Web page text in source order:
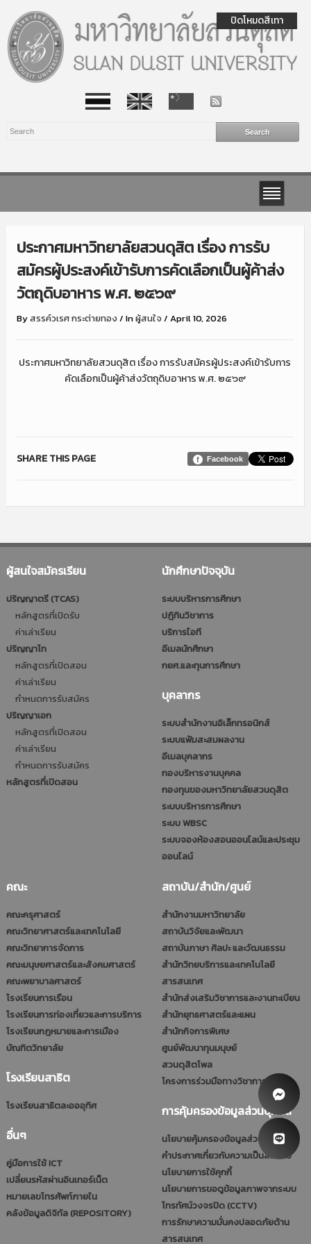
ประกาศมหาวิทยาลัยสวนดุสิต เรื่อง การรับ
สมัครผู้ประสงค์เข้ารับการคัดเลือกเป็นผู้ค้าส่ง
วัตถุดิบอาหาร พ.ศ. ๒๕๖๙
Byสรรค์วเรศ กระต่ายทอง / Inผู้สนใจ / April 10, 2026
ประกาศมหาวิทยาลัยสวนดุสิต เรื่อง การรับสมัครผู้ประสงค์เข้ารับการ
คัดเลือกเป็นผู้ค้าส่งวัตถุดิบอาหาร พ.ศ. ๒๕๖๙
Facebook
SHARE THIS PAGE
ผู้สนใจสมัครเรียน
ปริญญาตรี (TCAS)
หลักสูตรที่เปิดรับ
ค่าเล่าเรียน
ปริญญาโท
หลักสูตรที่เปิดสอน
ค่าเล่าเรียน
กำหนดการรับสมัคร
ปริญญาเอก
หลักสูตรที่เปิดสอน
ค่าเล่าเรียน
กำหนดการรับสมัคร
หลักสูตรที่เปิดสอน
นักศึกษาปัจจุบัน
ระบบบริหารการศึกษา
ปฎิทินวิชาการ
บริการไอที
อีเมลนักศึกษา
กยศ.และทุนการศึกษา
บุคลากร
ระบบสำนักงานอิเล็กทรอนิกส์
ระบบแฟ้มสะสมผลงาน
อีเมลบุคลากร
กองบริหารงานบุคคล
กองทุนของมหาวิทยาลัยสวนดุสิต
ระบบบริหารการศึกษา
ระบบ WBSC
ระบบจองห้องสอนออนไลน์และประชุม
ออนไลน์
คณะ
คณะครุศาสตร์
คณะวิทยาศาสตร์และเทคโนโลยี
คณะวิทยาการจัดการ
คณะมนุษยศาสตร์และสังคมศาสตร์
คณะพยาบาลศาสตร์
โรงเรียนการเรือน
โรงเรียนการท่องเที่ยวและการบริการ
โรงเรียนกฎหมายและการเมือง
บัณฑิตวิทยาลัย
โรงเรียนสาธิต
โรงเรียนสาธิตละอออุทิศ
อื่นๆ
คู่มือการใช้ ICT
เปลี่ยนรหัสผ่านอินเทอร์เน็ต
หมายเลขโทรศัพท์ภายใน
คลังข้อมูลดิจิทัล (REPOSITORY)
สถาบัน/สำนัก/ศูนย์
สำนักงานมหาวิทยาลัย
สถาบันวิจัยและพัฒนา
สถาบันภาษา ศิลปะ และวัฒนธรรม
สำนักวิทยบริการและเทคโนโลยี
สารสนเทศ
สำนักส่งเสริมวิชาการและงานทะเบียน
สำนักยุทธศาสตร์และแผน
สำนักกิจการพิเศษ
ศูนย์พัฒนาทุนมนุษย์
สวนดุสิตโพล
โครงการร่วมมือทางวิชาการ (รมป.)
การคุ้มครองข้อมูลส่วนบุคคล
นโยบายคุ้มครองข้อมูลส่วนบุคคล
คำประกาศเกี่ยวกับความเป็นส่วนตัว
นโยบายการใช้คุกกี้
นโยบายการขอดูข้อมูลภาพจากระบบ
โทรทัศน์วงจรปิด (CCTV)
การรักษาความมั่นคงปลอดภัยด้าน
สารสนเทศ
ปิดโหมดสีเทา